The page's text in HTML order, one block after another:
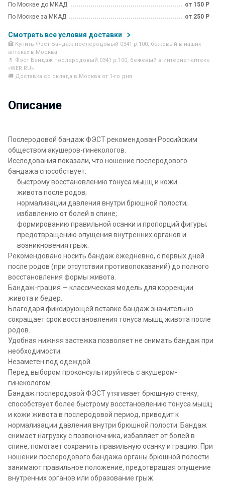
По Москве до МКАД
от 150 Р
По Москве за МКАД
от 250 Р
Смотреть все условия доставки
🏥 Купить Фэст Бандаж послеродовый 0341 р.100, бежевый в наших
аптеках в Москва
💊 Фэст Бандаж послеродовый 0341 р.100, бежевый в интернет-аптеке
«WER.RU»
🚚 Доставка со склада в Москва от 1-го дня
Описание
Послеродовой бандаж ФЭСТ рекомендован Российским
обществом акушеров-гинекологов.
Исследования показали, что ношение послеродового
бандажа способствует:
быстрому восстановлению тонуса мышц и кожи
живота после родов;
нормализации давления внутри брюшной полости;
избавлению от болей в спине;
формированию правильной осанки и пропорций фигуры;
предотвращению опущения внутренних органов и
возникновения грыж.
Рекомендовано носить бандаж ежедневно, с первых дней
после родов (при отсутствии противопоказаний) до полного
восстановления формы живота.
Бандаж-грация — классическая модель для коррекции
живота и бедер.
Благодаря фиксирующей вставке бандаж значительно
сокращает срок восстановления тонуса мышц живота после
родов.
Удобная нижняя застежка позволяет не снимать бандаж при
необходимости.
Незаметен под одеждой.
Перед выбором проконсультируйтесь с акушером-
гинекологом.
Бандаж послеродовой ФЭСТ утягивает брюшную стенку,
способствует более быстрому восстановлению тонуса мышц
и кожи живота в послеродовой период, приводит к
нормализации давления внутри брюшной полости. Бандаж
снимает нагрузку с позвоночника, избавляет от болей в
спине, помогает сохранить правильную осанку и грацию. При
ношении послеродового бандажа органы брюшной полости
занимают правильное положение, предотвращая опущение
внутренних органов или образование грыж.